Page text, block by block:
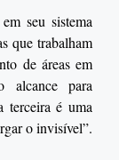
seu sistema
que trabalham
de áreas em
alcance para
terceira é uma
o invisível”.